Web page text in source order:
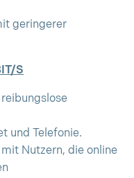
geringerer
S
und Telefonie.
Nutzern, die online